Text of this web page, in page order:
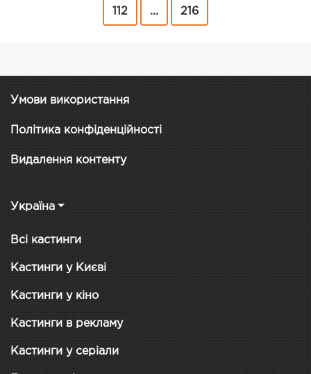
112 ... 216
Умови використання
Політика конфіденційності
Видалення контенту
Україна
Всі кастинги
Кастинги у Києві
Кастинги у кіно
Кастинги в рекламу
Кастинги у серіали